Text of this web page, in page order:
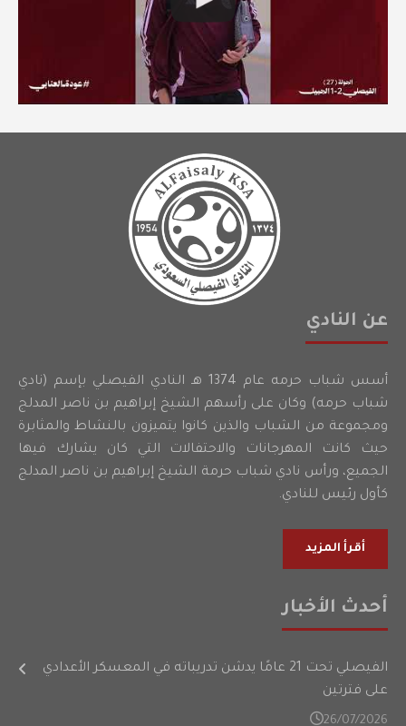
عن النادي
أسس شباب حرمه عام 1374 هـ النادي الفيصلي بإسم (نادي
شباب حرمه) وكان على رأسهم الشيخ إبراهيم بن ناصر المدلج
ومجموعة من الشباب والذين كانوا يتميزون بالنشاط والمثابرة
حيث كانت المهرجانات والاحتفالات التي كان يشارك فيها
الجميع، ورأس نادي شباب حرمة الشيخ إبراهيم بن ناصر المدلج
كأول رئيس للنادي.
أقرأ المزيد
أحدث الأخبار
الفيصلي تحت 21 عامًا يدشن تدريباته في المعسكر الأعدادي
على فترتين
26/07/2026